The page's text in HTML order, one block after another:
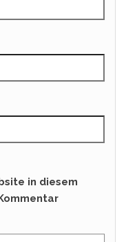
in diesem